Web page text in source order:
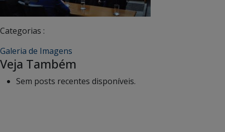
Categorias :
Galeria de Imagens
Veja Também
Sem posts recentes disponíveis.